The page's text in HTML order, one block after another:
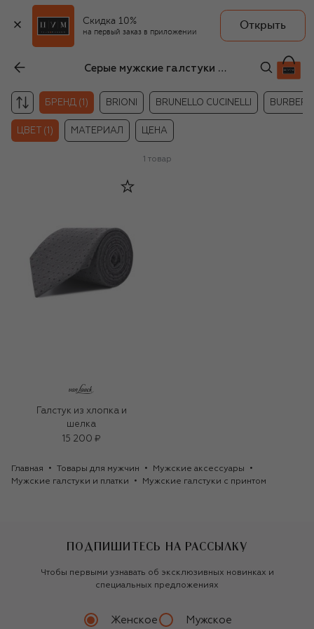
Скидка 10%
на первый заказ в приложении
Открыть
Серые мужские галстуки с принтом Van Laack
БРЕНД (1) BRIONI BRUNELLO CUCINELLI
ЦВЕТ (1) МАТЕРИАЛ ЦЕНА
1 товар
Галстук из хлопка и
шелка
15 200 ₽
Главная Товары для мужчин
Мужские аксессуары
Мужские галстуки и платки
Мужские галстуки с принтом
ПОДПИШИТЕСЬ НА РАССЫЛКУ
Чтобы первыми узнавать об эксклюзивных новинках и
специальных предложениях
Женское Мужское